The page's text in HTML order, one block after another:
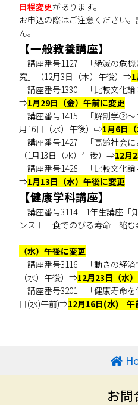
日程変更があります。
お申込の際はご注意ください
ん。
【一般教養講座】
講座番号1127 「絶滅の危機
究」（12月3日（木）午後）⇒
講座番号1330 「比較文化論
⇒1月29日（金）午前に変更
講座番号1415 「解剖学②～
月16日（水）午後）⇨1月6日
講座番号1427 「高齢社会に
（1月13日（水）午後）⇒12月
講座番号1428 「比較文化論
⇒1月13日（水）午後に変更
【健康学科講座】
講座番号3114 1年生講座「
ンスⅠ 食でのびる寿命 縮む寿
（水）午後に変更
講座番号3116 「動きの経済
（水）午後）⇒12月23日（水
講座番号3201 「健康寿命を
日(水)午前)⇒12月16日(水) 午
お問